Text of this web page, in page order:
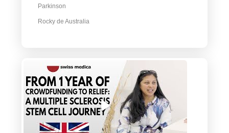
Parkinson
Rocky de Australia